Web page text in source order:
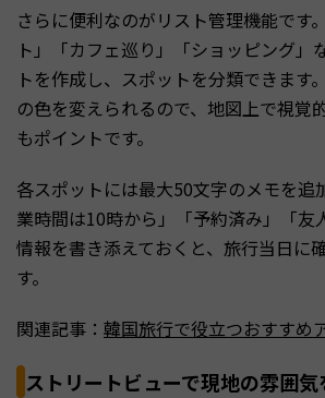
さらに便利なのがリスト管理機能です
ト」「カフェ巡り」「ショッピング」
トを作成し、スポットを分類できます
の色を変えられるので、地図上で視覚
もポイントです。
各スポットには最大50文字のメモを追
業時間は10時から」「予約済み」「友
情報を書き添えておくと、旅行当日に
す。
関連記事： 韓国旅行で役立つおすすめ
ストリートビューで現地の雰囲